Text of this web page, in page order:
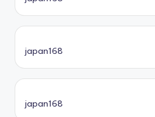
japan168
japan168